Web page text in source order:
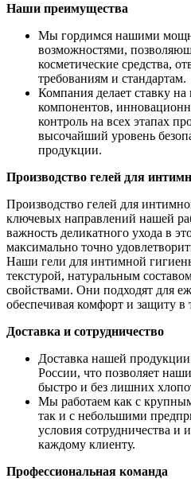
Наши преимущества
Мы гордимся нашими
возможностями,
косметические средства,
требованиям и стандартам.
Компания делает ставку
компонентов,
контроль на всех этапах
высочайший уровень
продукции.
Производство гелей для
Производство гелей для
ключевых направлений нашей
важность деликатного ухода в
максимально точно
Наши гели для интимной
текстурой, натуральным
свойствами. Они подходят для
обеспечивая комфорт и защиту в
Доставка и сотрудничество
Доставка нашей продукции
России, что позволяет
быстро и без лишних
Мы работаем как с
так и с небольшими
условия сотрудничества и
каждому клиенту.
Профессиональная команда